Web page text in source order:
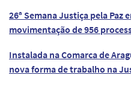
26ª Semana Justiça pela Paz
movimentação de 956
Instalada na Comarca de
nova forma de trabalho na